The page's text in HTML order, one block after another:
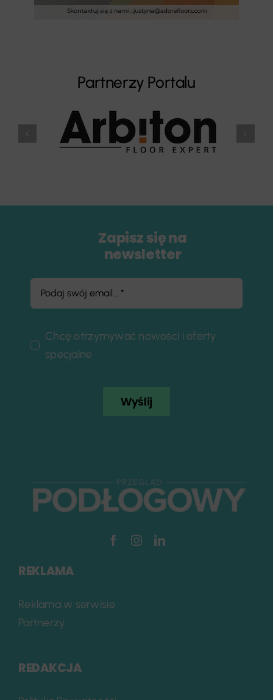
Partnerzy Portalu
Zapisz się na
newsletter
Chcę otrzymywać nowości i oferty
specjalne
Wyślij
REKLAMA
Reklama w serwisie
Partnerzy
REDAKCJA